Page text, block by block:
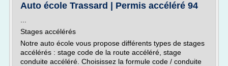
Auto école Trassard | Permis accéléré 94
Stages accélérés
Notre auto école vous propose différents types de stages
accélérés : stage code de la route accéléré, stage
conduite accéléré. Choisissez la formule code / conduite